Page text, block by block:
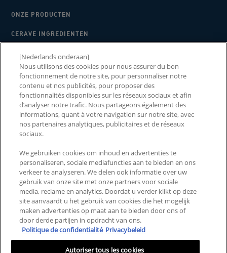
ONZE PRODUCTEN
CERAVE INGREDIËNTEN
WAAROM CERAVE
2026 CERAWARDS
NEEM CONTACT MET ONS
OP
LANDEN EN REGIO'S
ALGEMENE VOORWAARDEN PRIVACYBELEID
ALGEMENE VOORWAARDEN
VOOR CONSUMENTEN
REVIEWS EN RECENSIES
MIJN COOKIE-
INSTELLINGEN
Deze site is bedoeld voor consumenten uit de Benelux. Cookies en
gerelateerde technologie worden gebruikt voor advertenties. Voor meer
[Nederlands onderaan]
Nous utilisons des cookies pour nous assurer du bon
fonctionnement de notre site, pour personnaliser notre
contenu et nos publicités, pour proposer des
fonctionnalités disponibles sur les réseaux sociaux et afin
d’analyser notre trafic. Nous partageons également des
informations, quant à votre navigation sur notre site, avec
nos partenaires analytiques, publicitaires et de réseaux
sociaux.
We gebruiken cookies om inhoud en advertenties te
personaliseren, sociale mediafuncties aan te bieden en ons
verkeer te analyseren. We delen ook informatie over uw
gebruik van onze site met onze partners voor sociale
media, reclame en analytics. Doordat u verder klikt op deze
site aanvaardt u het gebruik van cookies die het mogelijk
maken advertenties op maat aan te bieden door ons of
door derde partijen in opdracht van ons.
Politique de confidentialité Privacybeleid
Autoriser tous les cookies